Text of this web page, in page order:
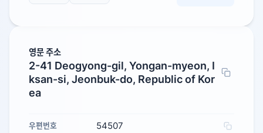
영문 주소
2-41 Deogyong-gil, Yongan-myeon, I
ksan-si, Jeonbuk-do, Republic of Kor
ea
우편번호 54507